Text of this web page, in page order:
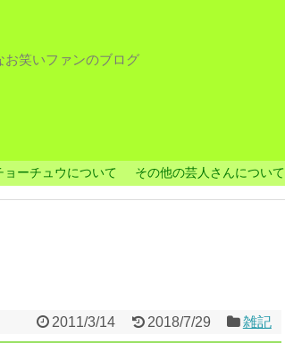
お笑いファンのブログ
ョーチュウについて その他の芸人さんについて
2011/3/14 2018/7/29 雑記